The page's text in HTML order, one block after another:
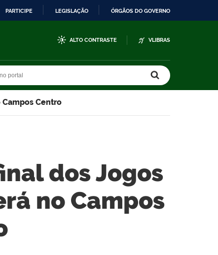
PARTICIPE LEGISLAÇÃO ÓRGÃOS DO GOVERNO
ALTO CONTRASTE VLIBRAS
Centro
dos Jogos
no Campos